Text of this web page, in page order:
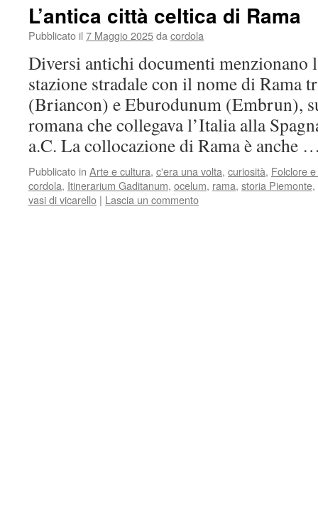
L’antica città celtica di Rama
Pubblicato il 7 Maggio 2025da cordola
Diversi antichi documenti menzionano
stazione stradale con il nome di Rama
(Briancon) e Eburodunum (Embrun),
romana che collegava l’Italia alla
a.C. La collocazione di Rama è anche
Pubblicato in Arte e cultura, c'era una volta, curiosità, Folclore
cordola, Itinerarium Gaditanum, ocelum, rama, storia Piemonte,
vasi di vicarello | Lascia un commento